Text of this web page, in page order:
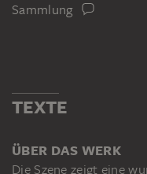
Sammlung
TEXTE
ÜBER DAS WERK
Die Szene zeigt eine